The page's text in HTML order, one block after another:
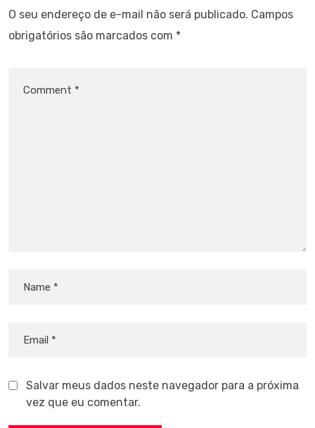
O seu endereço de e-mail não será publicado. Campos
obrigatórios são marcados com *
Salvar meus dados neste navegador para a próxima
vez que eu comentar.